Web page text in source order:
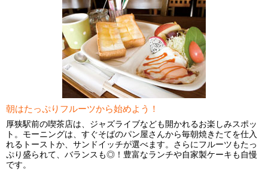
朝はたっぷりフルーツから始めよう！
厚狭駅前の喫茶店は、ジャズライブなども開かれるお楽しみスポッ
ト。モーニングは、すぐそばのパン屋さんから毎朝焼きたてを仕入
れるトーストか、サンドイッチが選べます。さらにフルーツもたっ
ぷり盛られて、バランスも◎！豊富なランチや自家製ケーキも自慢
です。